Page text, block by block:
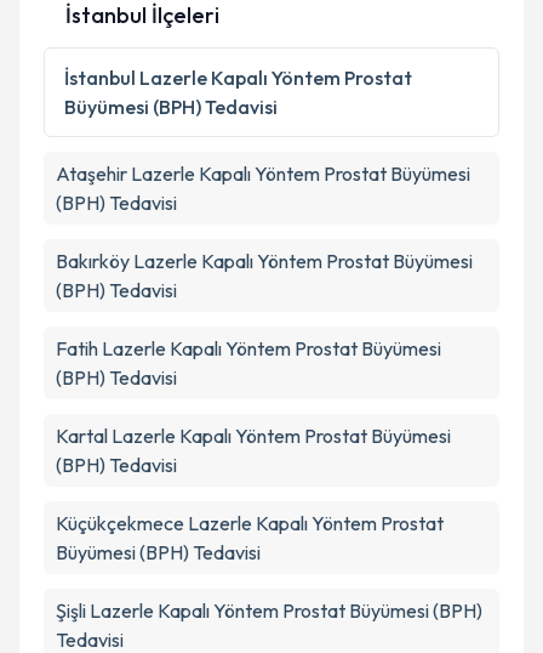
İstanbul İlçeleri
İstanbul Lazerle Kapalı Yöntem Prostat
Büyümesi (BPH) Tedavisi
Ataşehir Lazerle Kapalı Yöntem Prostat Büyümesi
(BPH) Tedavisi
Bakırköy Lazerle Kapalı Yöntem Prostat Büyümesi
(BPH) Tedavisi
Fatih Lazerle Kapalı Yöntem Prostat Büyümesi
(BPH) Tedavisi
Kartal Lazerle Kapalı Yöntem Prostat Büyümesi
(BPH) Tedavisi
Küçükçekmece Lazerle Kapalı Yöntem Prostat
Büyümesi (BPH) Tedavisi
Şişli Lazerle Kapalı Yöntem Prostat Büyümesi (BPH)
Tedavisi